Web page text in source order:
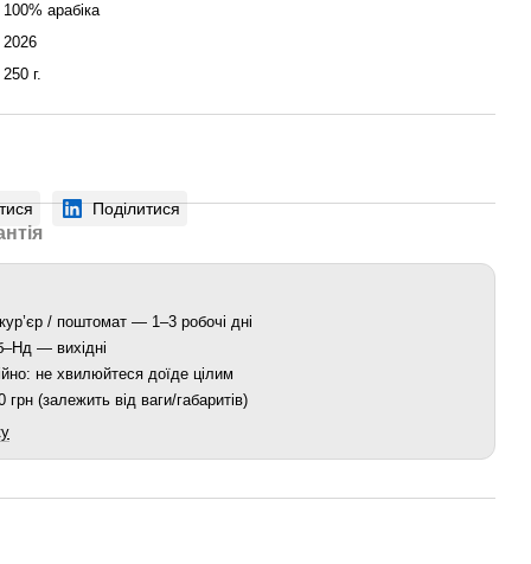
100% арабіка
2026
250 г.
Поділитися
/ поштомат — 1–3 робочі дні
— вихідні
не хвилюйтеся доїде цілим
(залежить від ваги/габаритів)